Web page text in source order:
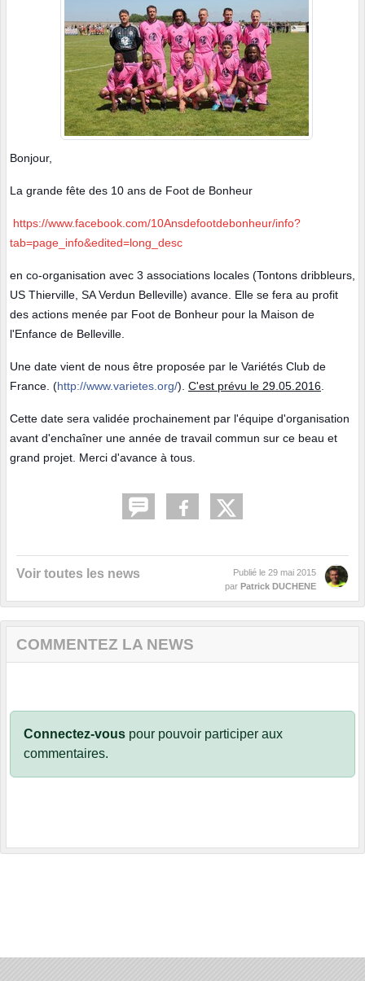
Bonjour,
La grande fête des 10 ans de Foot de Bonheur
https://www.facebook.com/10Ansdefootdebonheur/info?
tab=page_info&edited=long_desc
en co-organisation avec 3 associations locales (Tontons dribbleurs,
US Thierville, SA Verdun Belleville) avance. Elle se fera au profit
des actions menée par Foot de Bonheur pour la Maison de
l'Enfance de Belleville.
Une date vient de nous être proposée par le Variétés Club de
France. (http://www.varietes.org/). C'est prévu le 29.05.2016
Cette date sera validée prochainement par l'équipe d'organisation
avant d'enchaîner une année de travail commun sur ce beau et
grand projet. Merci d'avance à tous.
Voir toutes les news Publié le 29 mai 2015
par Patrick DUCHENE
COMMENTEZ LA NEWS
Connectez-vous pour pouvoir participer aux
commentaires.